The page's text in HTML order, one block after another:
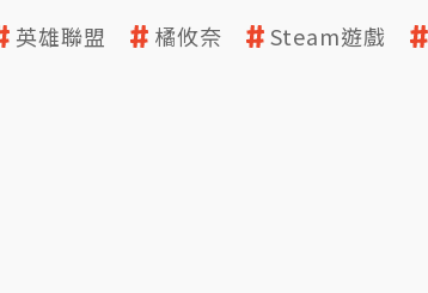
英雄聯盟 橘攸奈 Steam遊戲